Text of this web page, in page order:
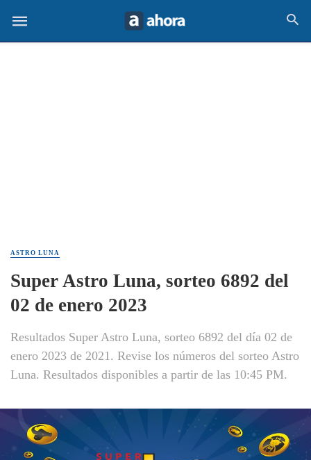
ASTRO LUNA
Super Astro Luna, sorteo 6892 del
02 de enero 2023
Resultados Super Astro Luna, sorteo 6892 del día 02 de
enero 2023 de 2021. Revise los números del sorteo Astro
Luna. Resultados disponibles a partir de las 10:45 PM.